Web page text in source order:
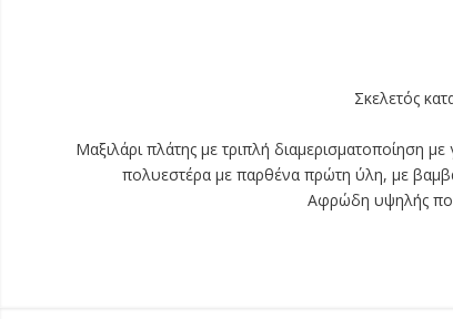
Σκελετός
Μαξιλάρι πλάτης με τριπλή διαμερισματοποίηση
πολυεστέρα με παρθένα πρώτη ύλη, με
Αφρώδη υψηλής